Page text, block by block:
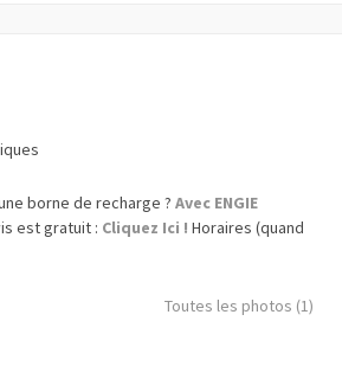
borne de recharge ? Avec ENGIE
est gratuit : Cliquez Ici ! Horaires (quand
Toutes les photos (1)